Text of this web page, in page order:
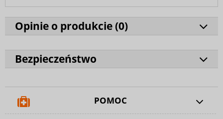
Opinie o produkcie (0)
Bezpieczeństwo
POMOC